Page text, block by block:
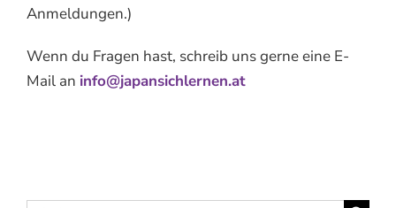
Anmeldungen.)
Wenn du Fragen hast, schreib uns gerne eine E-
Mail an info@japansichlernen.at